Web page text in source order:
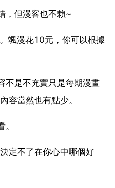
，但漫客也不賴~
颯漫花10元，你可以根據
不是不充實只是每期漫畫
容當然也有點少。
定不了在你心中哪個好